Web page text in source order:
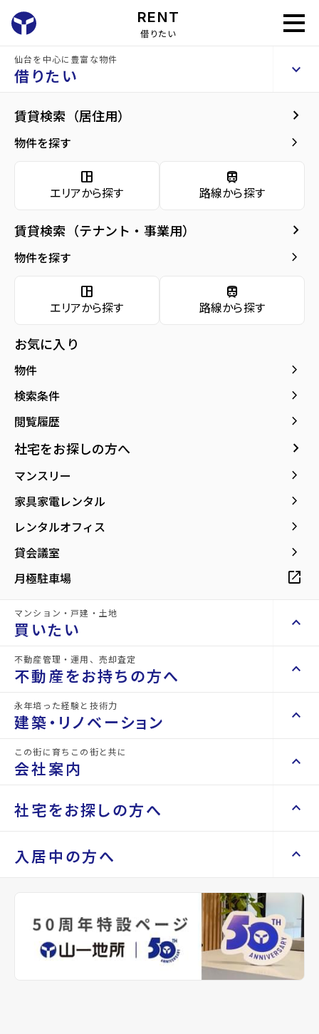
RENT
借りたい
仙台を中心に豊富な物件
借りたい keyboard_arrow_up
賃貸検索（居住用） keyboard_arrow_right
物件を探す keyboard_arrow_right
space_dashboard
エリアから探す
train
路線から探す
賃貸検索（テナント・事業用） keyboard_arrow_right
物件を探す keyboard_arrow_right
space_dashboard
エリアから探す
train
路線から探す
お気に入り
物件 keyboard_arrow_right
検索条件 keyboard_arrow_right
閲覧履歴 keyboard_arrow_right
社宅をお探しの方へ keyboard_arrow_right
マンスリー keyboard_arrow_right
家具家電レンタル keyboard_arrow_right
レンタルオフィス keyboard_arrow_right
貸会議室 keyboard_arrow_right
月極駐車場 open_in_new
マンション・戸建・土地
買いたい keyboard_arrow_up
不動産を買いたい方へ keyboard_arrow_right
space_dashboard
エリアから探す
space_dashboard
土地を探す
エリアから探す
train
路線から探す
事業用・投資用を探す keyboard_arrow_right
不動産管理・運用、売却査定
不動産をお持ちの方へ keyboard_arrow_up
不動産をお持ちの方へ keyboard_arrow_right
山一地所の賃貸管理
不動産を貸すまでの流れ
空き家サポートサービス
不動産を売却したい keyboard_arrow_right
相続相談をしたい keyboard_arrow_right
不動産に投資したい keyboard_arrow_right
永年培った経験と技術力
建築・リノベーション keyboard_arrow_up
建築・リノベーション keyboard_arrow_right
Renotta（リノッタ） keyboard_arrow_right
この街に育ちこの街と共に
会社案内 keyboard_arrow_up
会社案内 keyboard_arrow_right
会社概要・沿革 keyboard_arrow_right
keyboard_arrow_right
パーパス keyboard_arrow_right
CM紹介
社宅をお探しの方へ keyboard_arrow_up
社宅をお探しの方へ keyboard_arrow_right
keyboard_arrow_right
レンタルオフィス keyboard_arrow_right
貸会議室 keyboard_arrow_right
open_in_new
入居中の方へ keyboard_arrow_up
keyboard_arrow_right
退去される方へ keyboard_arrow_right
※準備中 住まいのしおり（PDF）
賃貸アパート ジュンヌ
建物概要
現在募集中の物件arrow_forward
arrow_forward
地図・周辺環境 arrow_forward
ジュンヌ 1階
管理費・共益費
間取り
1階／2階建て
アクセス
宮城交通バス バス停『住宅前』から徒歩6分
所在地
location_on グーグルマップでみる
築年月
【山一地所の『初期費用5万円パック』対
象物件】
詳細情報 details
物件名 ジュンヌ
所在地 宮城県仙台市泉区天神沢1丁目
仙台市地下鉄南北線/泉中央駅 徒歩28分
location_on
築年月
1995
年10月
間取り 1K 間取り内訳
洋室 8
帖